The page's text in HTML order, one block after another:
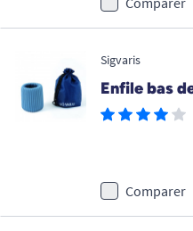
Sigvaris
Enfile bas
Comparer